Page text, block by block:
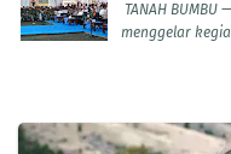
TANAH
menggelar